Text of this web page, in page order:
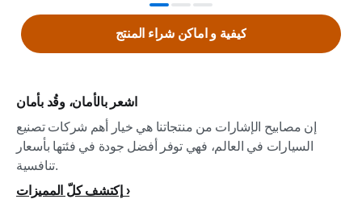
اشعر بالأمان، وقُد بأمان
إن مصابيح الإشارات من منتجاتنا هي خيار أهم شركات تصنيع
السيارات في العالم، فهي توفر أفضل جودة في فئتها بأسعار
تنافسية.
إكتشف كلّ المميزات
كيفية و اماكن شراء المنتج